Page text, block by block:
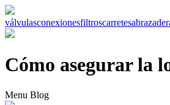
válvulasconexionesfiltroscarretes
Cómo asegurar la
Menu Blog